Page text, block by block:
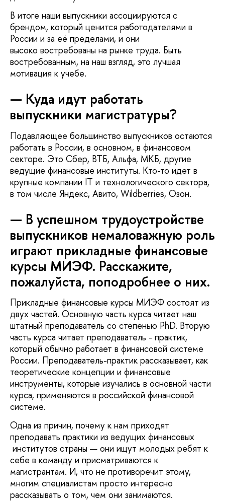
В итоге наши выпускники ассоциируются с
брендом, который ценится работодателями в
России и за её пределами, и они
высоко востребованы на рынке труда. Быть
востребованным, на наш взгляд, это лучшая
мотивация к учебе.
— Куда идут работать
выпускники магистратуры?
Подавляющее большинство выпускников остаются
работать в России, в основном, в финансовом
секторе. Это Сбер, ВТБ, Альфа, МКБ, другие
ведущие финансовые институты. Кто-то идет в
крупные компании IТ и технологического сектора,
в том числе Яндекс, Авито, Wildberries, Озон.
— В успешном трудоустройстве
выпускников немаловажную роль
играют прикладные финансовые
курсы МИЭФ. Расскажите,
пожалуйста, поподробнее о них.
Прикладные финансовые курсы МИЭФ состоят из
двух частей. Основную часть курса читает наш
штатный преподаватель со степенью PhD. Вторую
часть курса читает преподаватель - практик,
который обычно работает в финансовой системе
России. Преподаватель-практик рассказывает, как
теоретические концепции и финансовые
инструменты, которые изучались в основной части
курса, применяются в российской финансовой
системе.
Одна из причин, почему к нам приходят
преподавать практики из ведущих финансовых
институтов страны — они ищут молодых ребят к
себе в команду и присматриваются к
магистрантам. И, что не противоречит этому,
многим специалистам просто интересно
рассказывать о том, чем они занимаются.